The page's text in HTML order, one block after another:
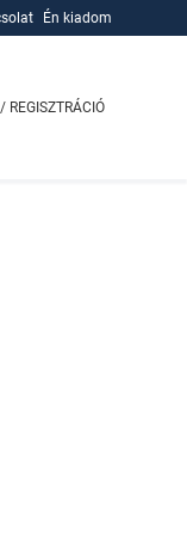
Én kiadom
REGISZTRÁCIÓ